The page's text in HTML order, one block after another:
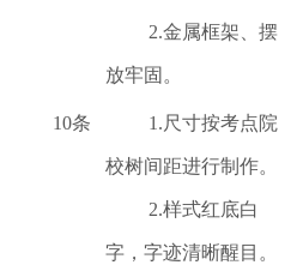
2.金属框架、摆
放牢固。
10条 1.尺寸按考点院
校树间距进行制作。
2.样式红底白
字，字迹清晰醒目。